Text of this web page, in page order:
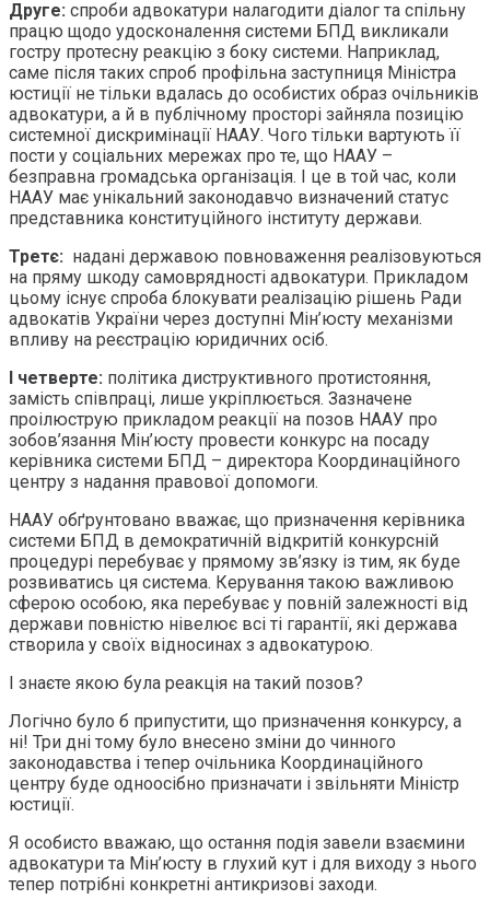
Друге: спроби адвокатури налагодити діалог та спільну
працю щодо удосконалення системи БПД викликали
гостру протесну реакцію з боку системи. Наприклад,
саме після таких спроб профільна заступниця Міністра
юстиції не тільки вдалась до особистих образ очільників
адвокатури, а й в публічному просторі зайняла позицію
системної дискримінації НААУ. Чого тільки вартують її
пости у соціальних мережах про те, що НААУ –
безправна громадська організація. І це в той час, коли
НААУ має унікальний законодавчо визначений статус
представника конституційного інституту держави.
Третє: надані державою повноваження реалізовуються
на пряму шкоду самоврядності адвокатури. Прикладом
цьому існує спроба блокувати реалізацію рішень Ради
адвокатів України через доступні Мін’юсту механізми
впливу на реєстрацію юридичних осіб.
І четверте: політика диструктивного протистояння,
замість співпраці, лише укріплюється. Зазначене
проілюструю прикладом реакції на позов НААУ про
зобов’язання Мін’юсту провести конкурс на посаду
керівника системи БПД – директора Координаційного
центру з надання правової допомоги.
НААУ обґрунтовано вважає, що призначення керівника
системи БПД в демократичній відкритій конкурсній
процедурі перебуває у прямому зв’язку із тим, як буде
розвиватись ця система. Керування такою важливою
сферою особою, яка перебуває у повній залежності від
держави повністю нівелює всі ті гарантії, які держава
створила у своїх відносинах з адвокатурою.
І знаєте якою була реакція на такий позов?
Логічно було б припустити, що призначення конкурсу, а
ні! Три дні тому було внесено зміни до чинного
законодавства і тепер очільника Координаційного
центру буде одноосібно призначати і звільняти Міністр
юстиції.
Я особисто вважаю, що остання подія завели взаємини
адвокатури та Мін’юсту в глухий кут і для виходу з нього
тепер потрібні конкретні антикризові заходи.